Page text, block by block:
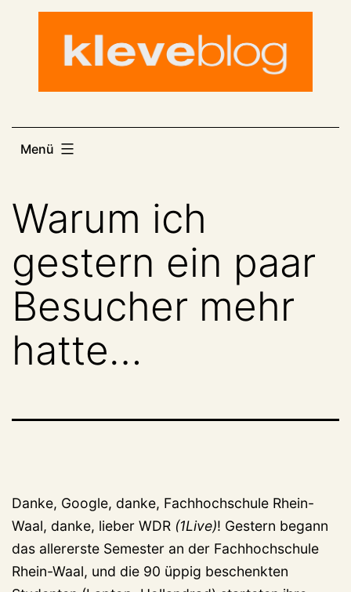
Menü
Warum ich
gestern ein paar
Besucher mehr
hatte…
Danke, Google, danke, Fachhochschule Rhein-
Waal, danke, lieber WDR (1Live)! Gestern begann
das allererste Semester an der Fachhochschule
Rhein-Waal, und die 90 üppig beschenkten